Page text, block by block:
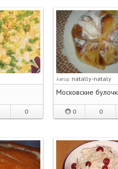
0
Автор: natally-nataly
Московские
0 0